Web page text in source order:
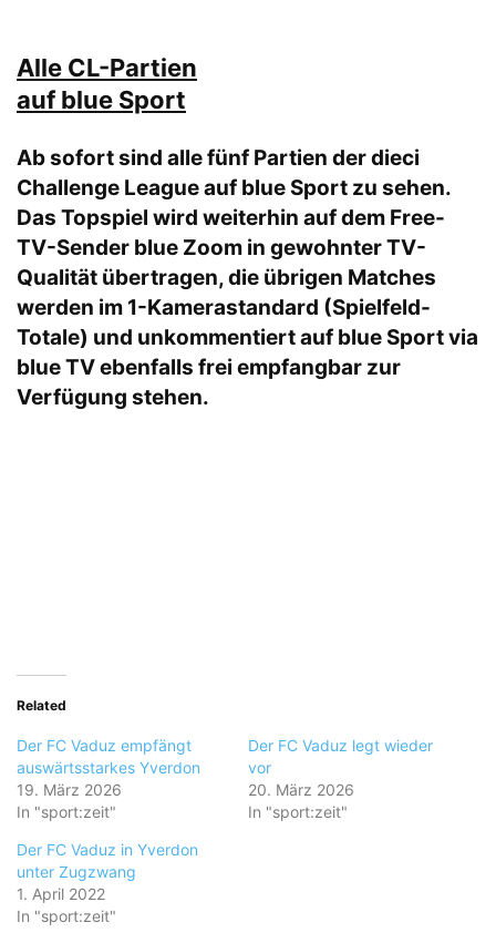
Alle CL-Partien
auf blue Sport
Ab sofort sind alle fünf Partien der dieci
Challenge League auf blue Sport zu sehen.
Das Topspiel wird weiterhin auf dem Free-
TV-Sender blue Zoom in gewohnter TV-
Qualität übertragen, die übrigen Matches
werden im 1-Kamerastandard (Spielfeld-
Totale) und unkommentiert auf blue Sport via
blue TV ebenfalls frei empfangbar zur
Verfügung stehen.
Related
Der FC Vaduz empfängt
auswärtsstarkes Yverdon
19. März 2026
In "sport:zeit"
Der FC Vaduz legt wieder
vor
20. März 2026
In "sport:zeit"
Der FC Vaduz in Yverdon
unter Zugzwang
1. April 2022
In "sport:zeit"